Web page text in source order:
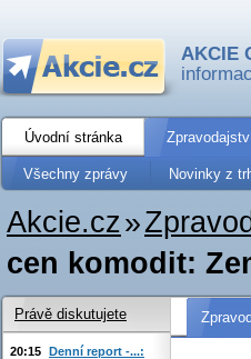
AKCIE
Úvodní stránka
Všechny zprávy Novinky z
Akcie.cz»
cen komodit:
Právě diskutujete
20:15 Denní report -...: